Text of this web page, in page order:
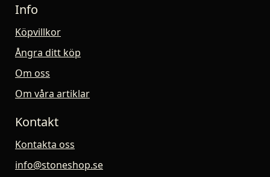
Info
Köpvillkor
Ångra ditt köp
Om oss
Om våra artiklar
Kontakt
Kontakta oss
info@stoneshop.se